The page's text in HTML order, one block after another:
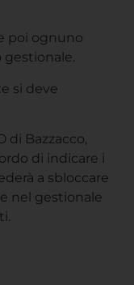
poi ognuno
gestionale.
si deve
di Bazzacco,
di indicare i
a sbloccare
nel gestionale